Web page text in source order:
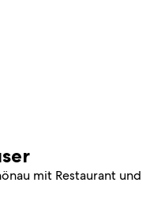
mit Restaurant und